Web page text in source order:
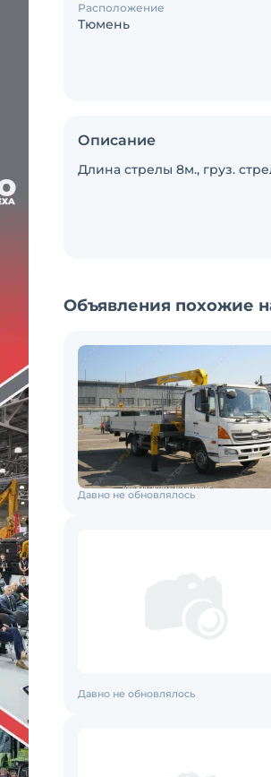
Расположение
Тюмень
Описание
Длина стрелы 8м., груз.
Объявления похожие
Давно не обновлялось
Давно не обновлялось